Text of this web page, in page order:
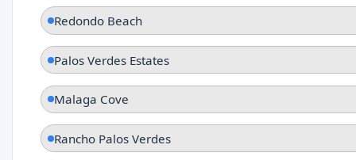
Redondo Beach
Palos Verdes Estates
Malaga Cove
Rancho Palos Verdes